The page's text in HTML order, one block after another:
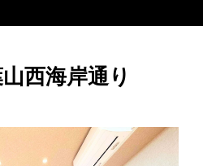
西海岸通り